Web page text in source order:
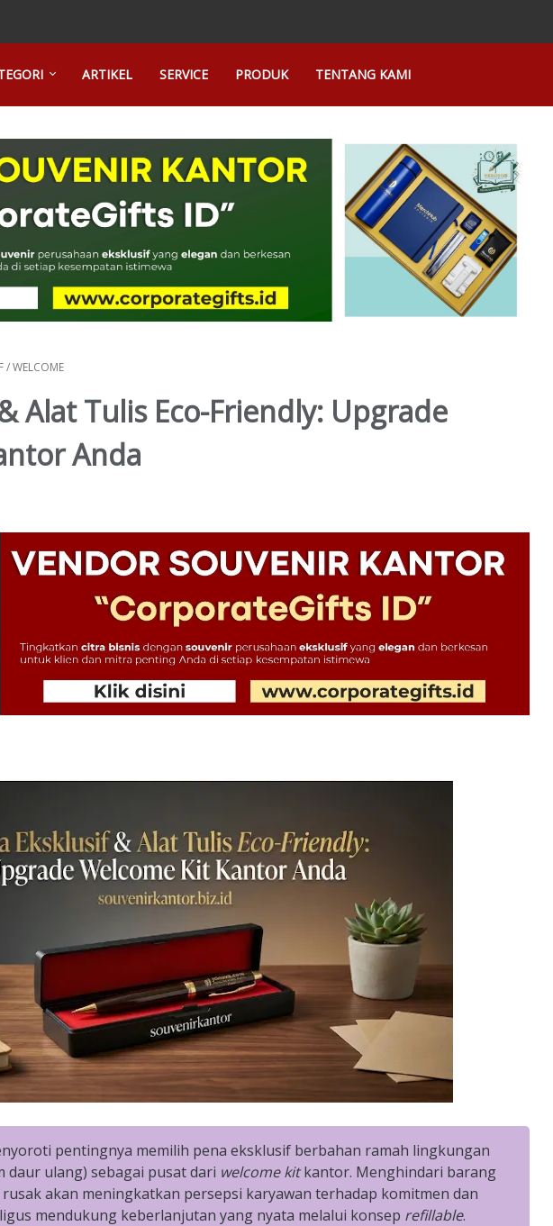
ARTIKEL SERVICE PRODUK TENTANG KAMI
/WELCOME
Alat Tulis Eco-Friendly: Upgrade
Anda
pentingnya memilih pena eksklusif berbahan ramah lingkungan
daur ulang) sebagai pusat dari welcome kitkantor. Menghindari barang
akan meningkatkan persepsi karyawan terhadap komitmen dan
mendukung keberlanjutan yang nyata melalui konsep refillable.